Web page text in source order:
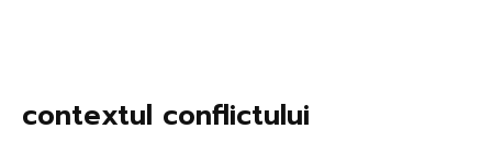
contextul conflictului